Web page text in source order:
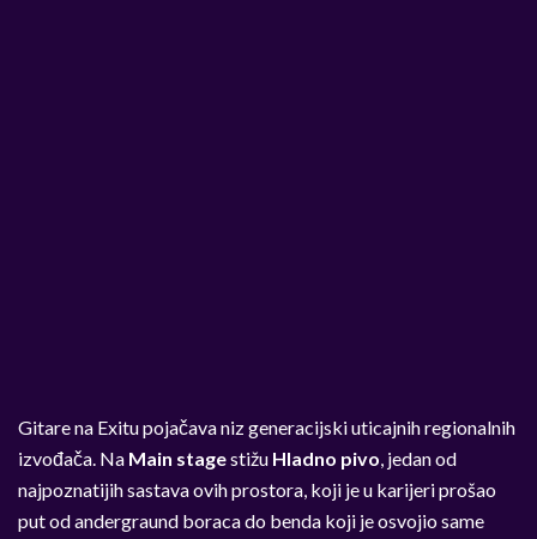
Gitare na Exitu pojačava niz generacijski uticajnih regionalnih
izvođača. Na Main stagestižu Hladno pivo, jedan od
najpoznatijih sastava ovih prostora, koji je u karijeri prošao
put od andergraund boraca do benda koji je osvojio same